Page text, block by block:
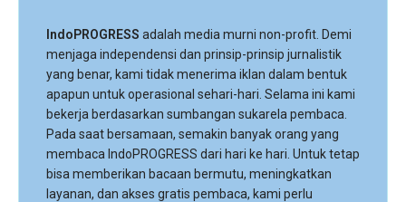
IndoPROGRESS adalah media murni non-profit. Demi
menjaga independensi dan prinsip-prinsip jurnalistik
yang benar, kami tidak menerima iklan dalam bentuk
apapun untuk operasional sehari-hari. Selama ini kami
bekerja berdasarkan sumbangan sukarela pembaca.
Pada saat bersamaan, semakin banyak orang yang
membaca IndoPROGRESS dari hari ke hari. Untuk tetap
bisa memberikan bacaan bermutu, meningkatkan
layanan, dan akses gratis pembaca, kami perlu